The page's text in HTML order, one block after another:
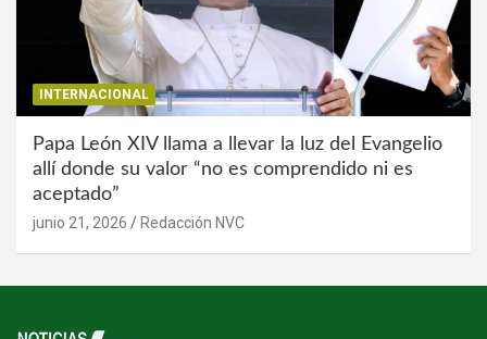
INTERNACIONAL
Papa León XIV llama a llevar la luz del Evangelio
allí donde su valor “no es comprendido ni es
aceptado”
junio 21, 2026 Redacción NVC